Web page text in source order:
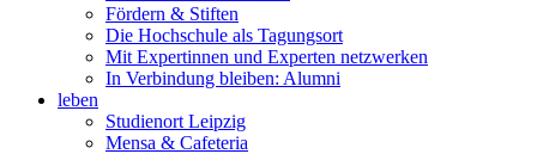
Fördern & Stiften
Die Hochschule als Tagungsort
Mit Expertinnen und Experten netzwerken
In Verbindung bleiben: Alumni
leben
Studienort Leipzig
Mensa & Cafeteria